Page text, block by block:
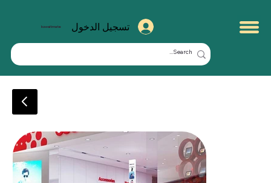
kuwaitmate تسجيل الدخول